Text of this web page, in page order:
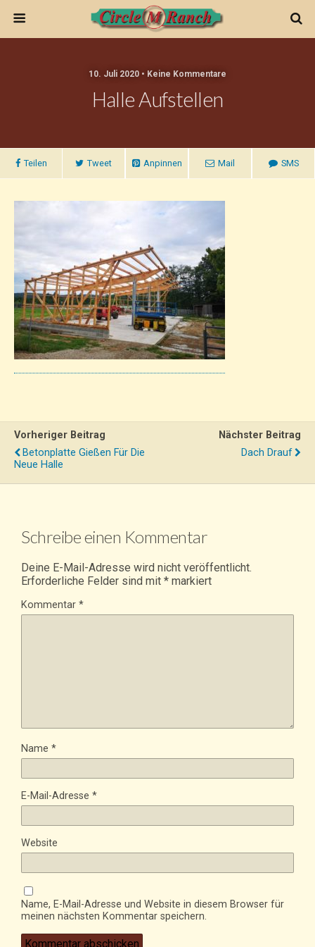
10. Juli 2020 • Keine Kommentare
Halle Aufstellen
Teilen Tweet Anpinnen Mail SMS
Vorheriger Beitrag
Betonplatte Gießen Für Die
Neue Halle
Nächster Beitrag
Dach Drauf
Schreibe einen Kommentar
Deine E-Mail-Adresse wird nicht veröffentlicht.
Erforderliche Felder sind mit * markiert
Kommentar *
Name *
E-Mail-Adresse *
Website
Name, E-Mail-Adresse und Website in diesem Browser für
meinen nächsten Kommentar speichern.